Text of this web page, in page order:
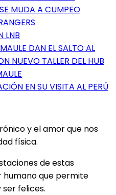
MUDA A CUMPEO
LNB
DAN EL SALTO AL
NUEVO TALLER DEL HUB
EN SU VISITA AL PERÚ
y el amor que nos
física.
de estas
humano que permite
felices.